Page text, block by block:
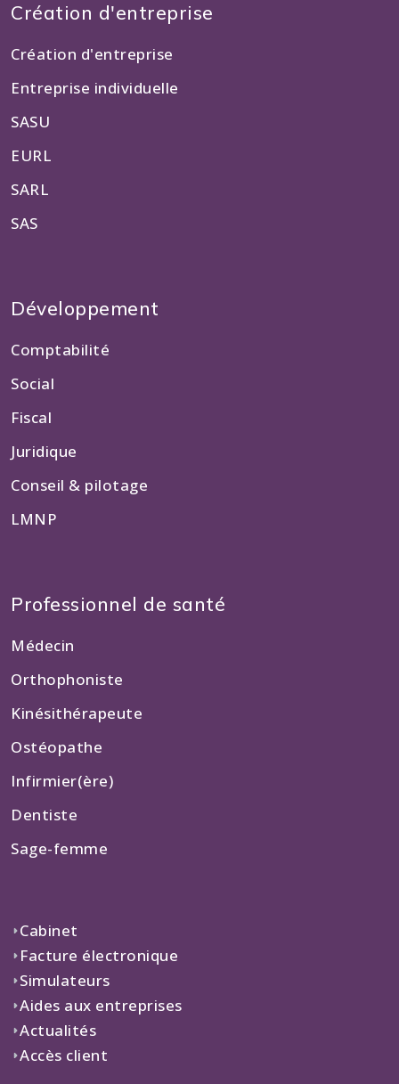
Création d'entreprise
Création d'entreprise
Entreprise individuelle
SASU
EURL
SARL
SAS
Développement
Comptabilité
Social
Fiscal
Juridique
Conseil & pilotage
LMNP
Professionnel de santé
Médecin
Orthophoniste
Kinésithérapeute
Ostéopathe
Infirmier(ère)
Dentiste
Sage-femme
Cabinet
Facture électronique
Simulateurs
Aides aux entreprises
Actualités
Accès client